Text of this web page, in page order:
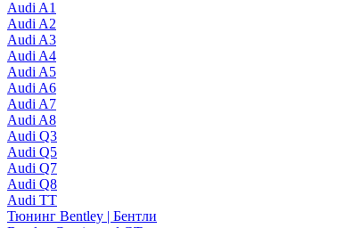
Audi A1
Audi A2
Audi A3
Audi A4
Audi A5
Audi A6
Audi A7
Audi A8
Audi Q3
Audi Q5
Audi Q7
Audi Q8
Audi TT
Тюнинг Bentley | Бентли